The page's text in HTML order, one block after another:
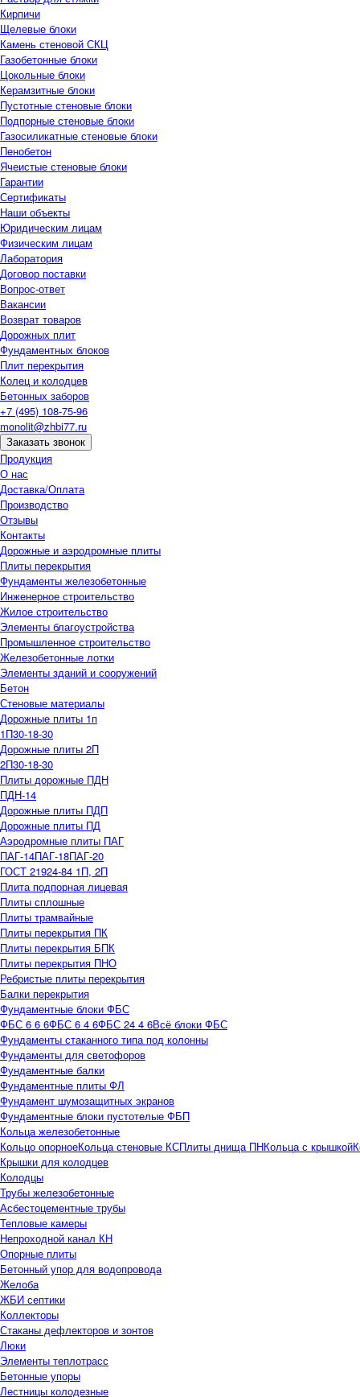
Кирпичи
Щелевые блоки
Камень стеновой СКЦ
Газобетонные блоки
Цокольные блоки
Керамзитные блоки
Пустотные стеновые блоки
Подпорные стеновые блоки
Газосиликатные стеновые блоки
Пенобетон
Ячеистые стеновые блоки
Гарантии
Сертификаты
Наши объекты
Юридическим лицам
Физическим лицам
Лаборатория
Договор поставки
Вопрос-ответ
Вакансии
Возврат товаров
Дорожных плит
Фундаментных блоков
Плит перекрытия
Колец и колодцев
Бетонных заборов
+7 (495) 108-75-96
monolit@zhbi77.ru
Заказать звонок
Продукция
О нас
Доставка/Оплата
Производство
Отзывы
Контакты
Дорожные и аэродромные плиты
Плиты перекрытия
Фундаменты железобетонные
Инженерное строительство
Жилое строительство
Элементы благоустройства
Промышленное строительство
Железобетонные лотки
Элементы зданий и сооружений
Бетон
Стеновые материалы
Дорожные плиты 1п
1П30-18-30
Дорожные плиты 2П
2П30-18-30
Плиты дорожные ПДН
ПДН-14
Дорожные плиты ПДП
Дорожные плиты ПД
Аэродромные плиты ПАГ
ПАГ-14ПАГ-18ПАГ-20
ГОСТ 21924-84 1П, 2П
Плита подпорная лицевая
Плиты сплошные
Плиты трамвайные
Плиты перекрытия ПК
Плиты перекрытия БПК
Плиты перекрытия ПНО
Ребристые плиты перекрытия
Балки перекрытия
Фундаментные блоки ФБС
ФБС 6 6 6ФБС 6 4 6ФБС 24 4 6Всё блоки ФБС
Фундаменты стаканного типа под колонны
Фундаменты для светофоров
Фундаментные балки
Фундаментные плиты ФЛ
Фундамент шумозащитных экранов
Фундаментные блоки пустотелые ФБП
Кольца железобетонные
Кольцо опорноеКольца стеновые КСПлиты днища ПНКольца с крышкой
Крышки для колодцев
Колодцы
Трубы железобетонные
Асбестоцементные трубы
Тепловые камеры
Непроходной канал КН
Опорные плиты
Бетонный упор для водопровода
Желоба
ЖБИ септики
Коллекторы
Стаканы дефлекторов и зонтов
Люки
Элементы теплотрасс
Бетонные упоры
Лестницы колодезные